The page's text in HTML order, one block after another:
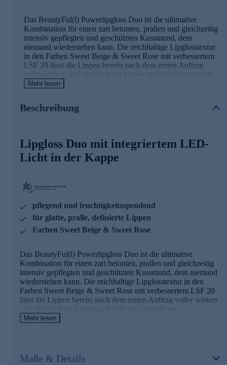
Das BeautyFul(l) Powerlipgloss Duo ist die ultimative
Kombination für einen zart betonten, prallen und gleichzeitig
intensiv gepflegten und geschützten Kussmund, dem
niemand wiederstehen kann. Die reichhaltige Lipglosstextur
in den Farben Sweet Beige & Sweet Rose mit verbessertem
LSF 20 lässt die Lippen bereits nach dem ersten Auftrag
voller wirken und gleicht feine Linien und Fältchen optisch
aus.
Inhaltsstoff MaxiLipTM und LED-Licht
zu lassen. Verwenden Sie die Produkte einzeln oder
kombiniert für den ultimativ feuchtigkeitsspendenden und
vor UV-Strahlung geschützten Lippen-Look. Das integrierte
online.
Mehr lesen
Beschreibung
Lipgloss Duo mit integriertem LED-
Licht in der Kappe
pflegend und feuchtigkeitsspendend
für glatte, pralle, definierte Lippen
Farben Sweet Beige & Sweet Rose
Das BeautyFul(l) Powerlipgloss Duo ist die ultimative
Kombination für einen zart betonten, prallen und gleichzeitig
intensiv gepflegten und geschützten Kussmund, dem niemand
wiederstehen kann. Die reichhaltige Lipglosstextur in den
Farben Sweet Beige & Sweet Rose mit verbessertem LSF 20
lässt die Lippen bereits nach dem ersten Auftrag voller wirken
und gleicht feine Linien und Fältchen optisch aus.
bekannt, die Lippen praller und voluminös erscheinen zu
Mehr lesen
Maße & Details